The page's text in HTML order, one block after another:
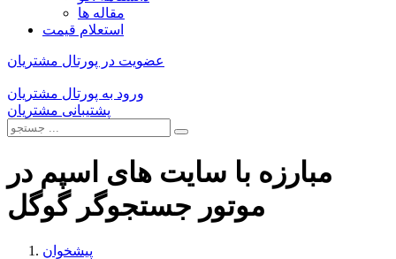
مقاله ها
استعلام قیمت
عضویت در پورتال مشتریان
ورود به پورتال مشتریان
پشتیبانی مشتریان
مبارزه با سایت های اسپم در
موتور جستجوگر گوگل
پیشخوان